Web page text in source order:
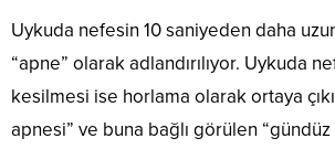
Uykuda nefesin 10 saniyeden daha
“apne” olarak adlandırılıyor. Uykuda
kesilmesi ise horlama olarak ortaya
apnesi” ve buna bağlı görülen “gündüz